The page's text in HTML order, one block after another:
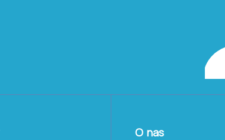
O nas